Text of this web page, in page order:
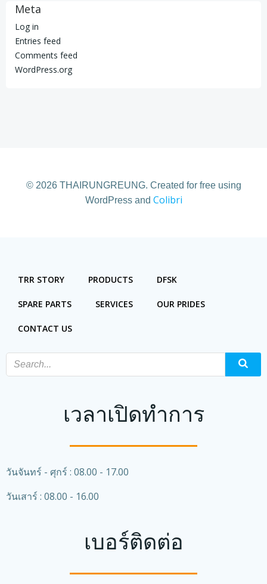
navigation
Meta
Log in
Entries feed
Comments feed
WordPress.org
© 2026 THAIRUNGREUNG. Created for free using
WordPress and Colibri
TRR STORY PRODUCTS DFSK
SPARE PARTS SERVICES OUR PRIDES
CONTACT US
เวลาเปิดทำการ
วันจันทร์ - ศุกร์ : 08.00 - 17.00
วันเสาร์ : 08.00 - 16.00
เบอร์ติดต่อ